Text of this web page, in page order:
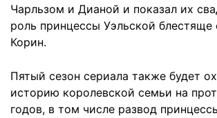
Чарльзом и Дианой и показал их
роль принцессы Уэльской
Корин.
Пятый сезон сериала также будет
историю королевской семьи на
годов, в том числе развод